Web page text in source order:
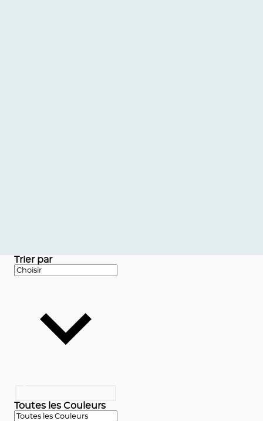
Trier par
Toutes les Couleurs